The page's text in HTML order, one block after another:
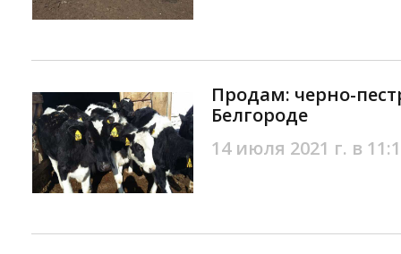
Продам: черно-
Белгороде
14 июля 2021 г. в